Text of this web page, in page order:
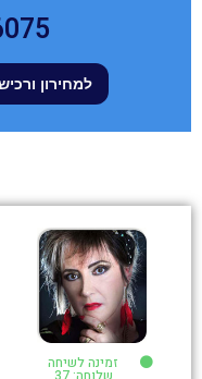
למחירון
זמינה לשיחה